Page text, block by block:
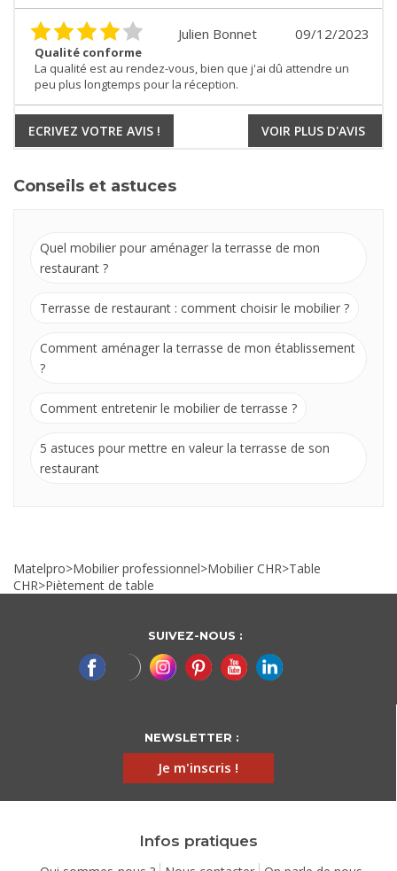
09/12/2023
Julien Bonnet
Qualité conforme
La qualité est au rendez-vous, bien que j'ai dû attendre un
peu plus longtemps pour la réception.
ECRIVEZ VOTRE AVIS ! VOIR PLUS D'AVIS
Conseils et astuces
Quel mobilier pour aménager la terrasse de mon
restaurant ?
Terrasse de restaurant : comment choisir le mobilier ?
Comment aménager la terrasse de mon établissement
?
Comment entretenir le mobilier de terrasse ?
5 astuces pour mettre en valeur la terrasse de son
restaurant
Matelpro>Mobilier professionnel>Mobilier CHR>Table
CHR>Piètement de table
SUIVEZ-NOUS :
NEWSLETTER :
Je m'inscris !
Infos pratiques